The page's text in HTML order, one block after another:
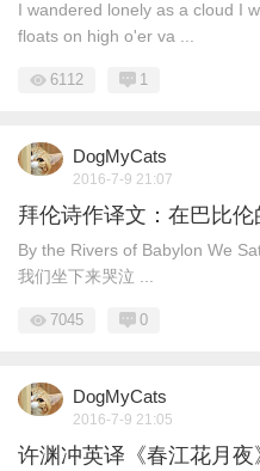
I wandered lonely as a cloud I
floats on high o'er va ...
6112 1
DogMyCats
2016-7-9 21:07
拜伦诗作译文：在巴比
By the Rivers of Babylon We
我们坐下来哭泣 ...
7045 0
DogMyCats
2016-7-9 21:05
许渊冲英译《春江花月夜